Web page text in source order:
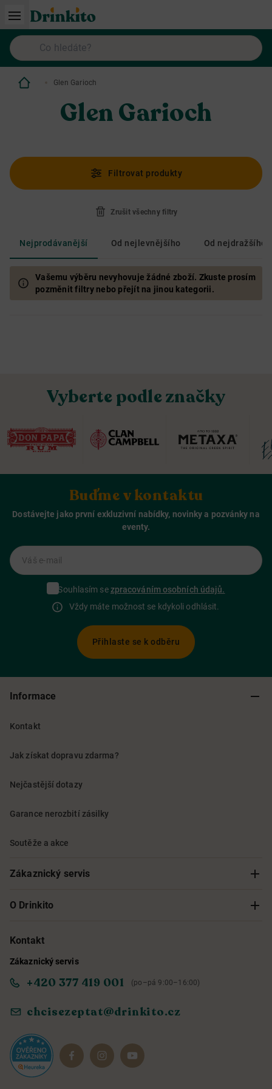
Glen Garioch
Glen Garioch
Filtrovat produkty
Zrušit všechny filtry
Nejprodávanější Od nejlevnějšího Od nejdražšího
Vašemu výběru nevyhovuje žádné zboží. Zkuste prosím
pozměnit filtry nebo přejít na jinou kategorii.
Vyberte podle značky
Buďme v kontaktu
Dostávejte jako první exkluzivní nabídky, novinky a pozvánky na
eventy.
Váš e-mail
Souhlasím sezpracováním osobních údajů.
Vždy máte možnost se kdykoli odhlásit.
Přihlaste se k odběru
Informace
Kontakt
Jak získat dopravu zdarma?
Nejčastější dotazy
Garance nerozbití zásilky
Soutěže a akce
Zákaznický servis
Sledování objednávky
Obchodní podmínky
Reklamace a vrácení
O Drinkito
O nás
Informace o přístupnosti služby
Dárkové sady
Kontakt
Zákaznický servis
+420 377 419 001 (po–pá 9:00–16:00)
chcisezeptat@drinkito.cz